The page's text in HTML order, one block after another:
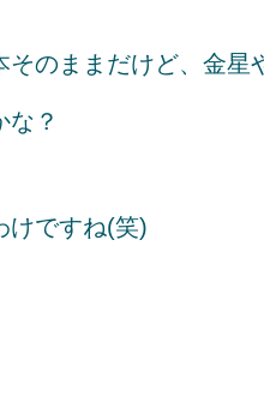
そのままだけど、金
な？
けですね(笑)